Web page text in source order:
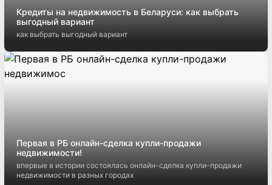
Кредиты на недвижимость в Беларуси: как выбрать
выгодный вариант
как выбрать выгодный вариант
Первая в РБ онлайн-сделка купли-продажи
недвижимости!
впервые в истории состоялась онлайн-сделка купли-продажи
недвижимости в разных городах